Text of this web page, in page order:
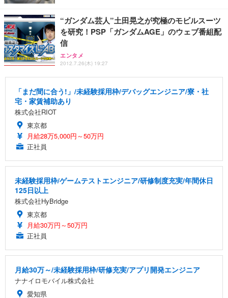
ト 幅52×奥行58.5×高さ84～96cm テレワーク 在宅
勤務 ブラック
￥4,139
像低減 (3年保証 | 輝点保証 | 日本メーカー)
￥34,980
￥3,731
“ガンダム芸人”土田晃之が究極のモビルスーツ
を研究！PSP「ガンダムAGE」のウェブ番組配
信
エンタメ
2012.7.26(木) 19:27
「まだ間に合う!」/未経験採用枠/デバッグエンジニア/寮・社
宅・家賃補助あり
株式会社RIOT
東京都
月給28万5,000円～50万円
正社員
未経験採用枠/ゲームテストエンジニア/研修制度充実/年間休日
125日以上
株式会社HyBridge
東京都
月給30万円～50万円
正社員
月給30万～/未経験採用枠/研修充実/アプリ開発エンジニア
ナナイロモバイル株式会社
愛知県